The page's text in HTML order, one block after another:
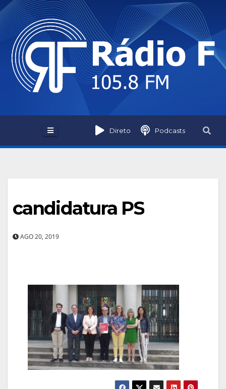
Skip
to
content
Direto Podcasts
candidatura PS
AGO 20, 2019